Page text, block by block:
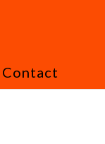
Contact